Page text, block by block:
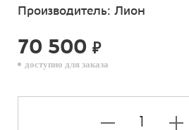
Производитель: Лион
70 500 ₽
доступно для заказа